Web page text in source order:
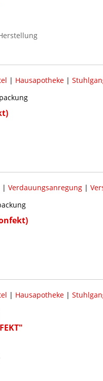
| Hausapotheke|
| Verdauungsanregung|
| Hausapotheke|